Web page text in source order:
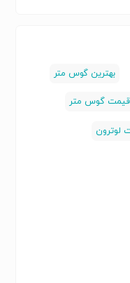
بهترین گوس متر
قیمت گوس متر
لوترون